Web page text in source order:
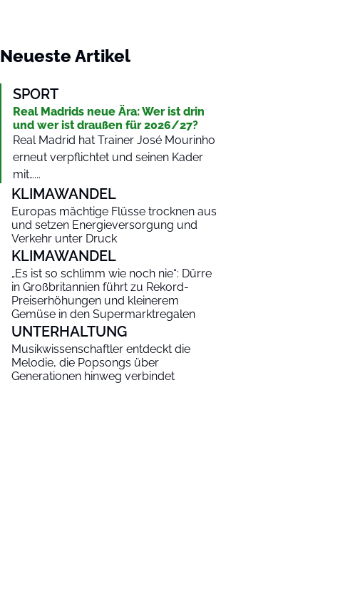
Neueste Artikel
SPORT
Real Madrids neue Ära: Wer ist drin
und wer ist draußen für 2026/27?
Real Madrid hat Trainer José Mourinho
erneut verpflichtet und seinen Kader
mit…...
KLIMAWANDEL
Europas mächtige Flüsse trocknen aus
und setzen Energieversorgung und
Verkehr unter Druck
KLIMAWANDEL
„Es ist so schlimm wie noch nie“: Dürre
in Großbritannien führt zu Rekord-
Preiserhöhungen und kleinerem
Gemüse in den Supermarktregalen
UNTERHALTUNG
Musikwissenschaftler entdeckt die
Melodie, die Popsongs über
Generationen hinweg verbindet